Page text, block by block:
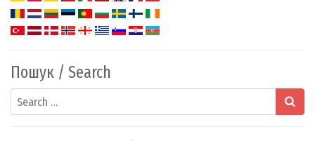
Пошук / Search
Search